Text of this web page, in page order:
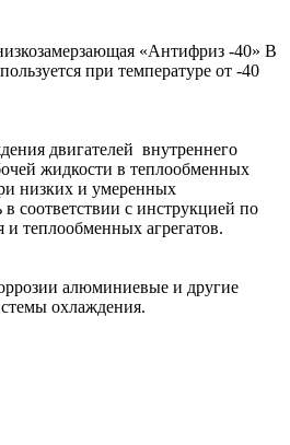
«Антифриз -40» В
при температуре от -40
двигателей внутреннего
жидкости в теплообменных
низких и умеренных
соответствии с инструкцией по
и теплообменных агрегатов.
алюминиевые и другие
охлаждения.